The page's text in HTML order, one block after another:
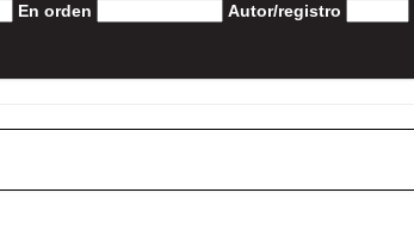
En orden Autor/registro